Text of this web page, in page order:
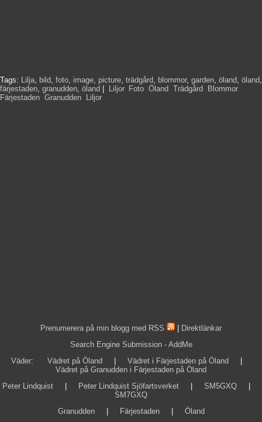
Tags: Lilja, bild, foto, image, picture, trädgård, blommor, garden, öland, öland,
färjestaden, granudden, öland Liljor, Foto Öland Trädgård Blommor,
Färjestaden Granudden Liljor,
Prenumerera på min blogg med RSS
Direktlänkar
Search Engine Submission - AddMe
Väder: Vädret på Öland Vädret i Färjestaden på Öland
Vädret på Granudden i Färjestaden på Öland
Peter Lindquist
Peter Lindquist Sjöfartsverket SM5GXQ
SM7GXQ
Granudden| Färjestaden| Öland